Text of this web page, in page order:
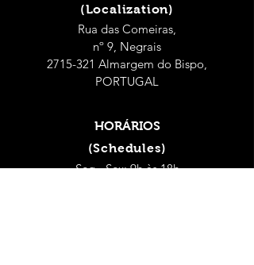
(Localization)
Rua das Comeiras,
nº 9, Negrais
2715-321 Almargem do Bispo,
PORTUGAL
HORÁRIOS
(Schedules)
Seg - Sex: 9h às 18h